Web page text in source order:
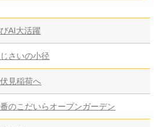
AI大活躍
さいの小径
見稲荷へ
のこだいらオープンガーデン